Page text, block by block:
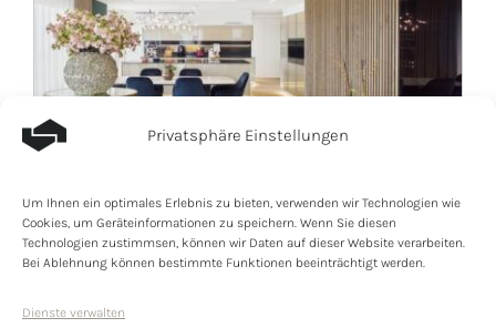
Privatsphäre Einstellungen
Um Ihnen ein optimales Erlebnis zu bieten, verwenden wir Technologien wie
Cookies, um Geräteinformationen zu speichern. Wenn Sie diesen
Technologien zustimmsen, können wir Daten auf dieser Website verarbeiten.
Bei Ablehnung können bestimmte Funktionen beeinträchtigt werden.
Dienste verwalten
Design, Licht und zwei Terrassen.
Attikawohnung im Thurfeld Bürglen TG
8575 Bürglen, Attikawohnung
Objekt-ID: